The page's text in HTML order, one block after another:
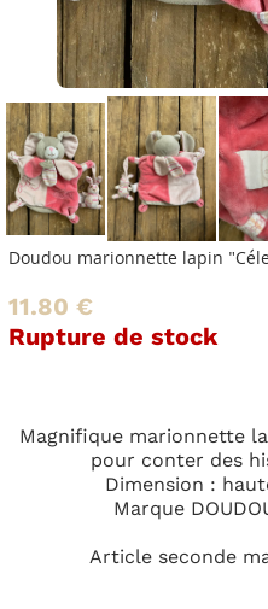
Doudou marionnette lapin
11.80 €
Rupture de stock
Magnifique marionnette
pour conter des
Dimension :
Marque
Article seconde